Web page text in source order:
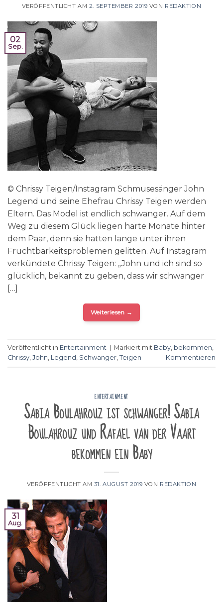
VERÖFFENTLICHT AM 2. SEPTEMBER 2019 VON REDAKTION
02
Sep.
© Chrissy Teigen/Instagram Schmusesänger John
Legend und seine Ehefrau Chrissy Teigen werden
Eltern. Das Model ist endlich schwanger. Auf dem
Weg zu diesem Glück liegen harte Monate hinter
dem Paar, denn sie hatten lange unter ihren
Fruchtbarkeitsproblemen gelitten. Auf Instagram
verkündete Chrissy Teigen: „John und ich sind so
glücklich, bekannt zu geben, dass wir schwanger
[…]
Weiterlesen →
Veröffentlicht in Entertainment Markiert mit Baby bekommen
Chrissy John Legend Schwanger Teigen Kommentieren
ENTERTAINMENT
Sabia Boulahrouz ist schwanger! Sabia
Boulahrouz und Rafael van der Vaart
bekommen ein Baby
VERÖFFENTLICHT AM 31. AUGUST 2019 VON REDAKTION
31
Aug.